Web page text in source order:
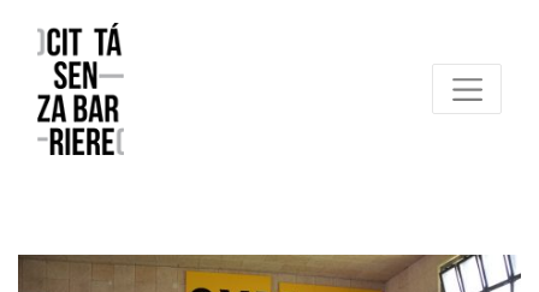
Reggio Emilia Città senza barriere